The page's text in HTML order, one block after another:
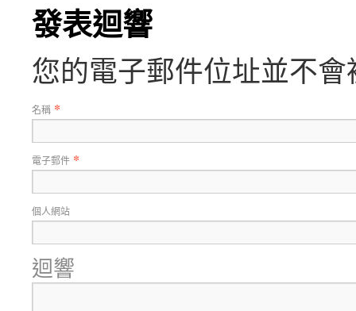
發表迴響
您的電子郵件位址並不
名稱 *
電子郵件 *
個人網站
迴響